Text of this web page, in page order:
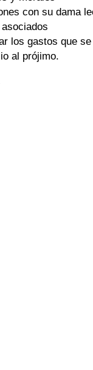
con su dama
los gastos que
al prójimo.